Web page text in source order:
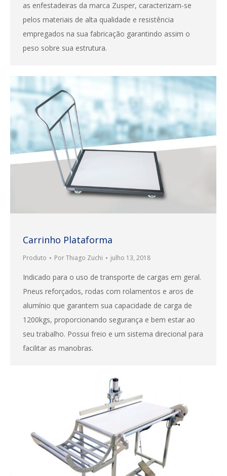
as enfestadeiras da marca Zusper, caracterizam-se
pelos materiais de alta qualidade e resistência
empregados na sua fabricação garantindo assim o
peso sobre sua estrutura.
Carrinho Plataforma
Produto PorThiago Zuchi julho 13, 2018
Indicado para o uso de transporte de cargas em geral.
Pneus reforçados, rodas com rolamentos e aros de
alumínio que garantem sua capacidade de carga de
1200kgs, proporcionando segurança e bem estar ao
seu trabalho. Possui freio e um sistema direcional para
facilitar as manobras.